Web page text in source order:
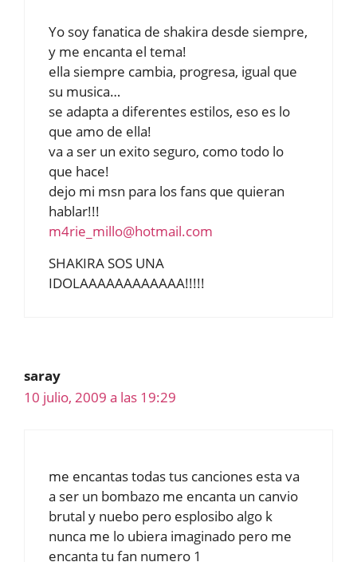
Yo soy fanatica de shakira desde siempre,
y me encanta el tema!
ella siempre cambia, progresa, igual que
su musica…
se adapta a diferentes estilos, eso es lo
que amo de ella!
va a ser un exito seguro, como todo lo
que hace!
dejo mi msn para los fans que quieran
hablar!!!
m4rie_millo@hotmail.com
SHAKIRA SOS UNA
IDOLAAAAAAAAAAAA!!!!!
saray
10 julio, 2009 a las 19:29
me encantas todas tus canciones esta va
a ser un bombazo me encanta un canvio
brutal y nuebo pero esplosibo algo k
nunca me lo ubiera imaginado pero me
encanta tu fan numero 1